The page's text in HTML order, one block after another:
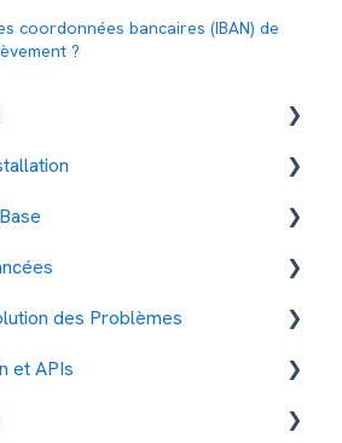
coordonnées bancaires (IBAN) de
?
& Landing page
de message
smsmode
des Problèmes
: Messages non livrés
et APIs
services